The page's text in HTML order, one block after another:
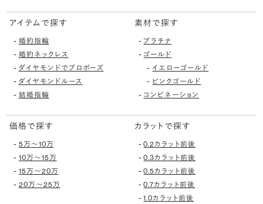
アイテムで探す
- 婚約指輪
- 婚約ネックレス
- ダイヤモンドでプロポーズ
- ダイヤモンドルース
- 結婚指輪
素材で探す
-プラチナ
- ゴールド
-イエローゴールド
- ピンクゴールド
- コンビネーション
価格で探す
- 5万〜10万
- 10万〜15万
- 15万〜20万
- 20万〜25万
カラットで探す
-0.2カラット前後
-0.3カラット前後
-0.5カラット前後
-0.7カラット前後
-1.0カラット前後